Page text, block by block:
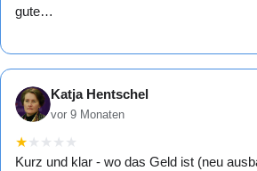
gute…
Katja Hentschel
vor 9 Monaten
★ ★ ★ ★ ★
Kurz und klar - wo das Geld ist (neu